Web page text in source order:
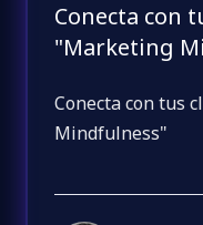
Conecta con
"Marketing
Conecta con tus
Mindfulness"